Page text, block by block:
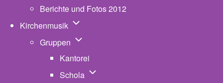
Berichte und Fotos 2012
Kirchenmusik Unternavigation von Kirchenmusik
Gruppen Unternavigation von Gruppen
Kantorei
Schola Unternavigation von Schola